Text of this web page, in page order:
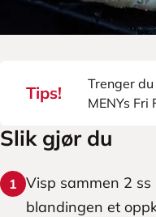
Tips! Trenger
MENYs Fri
Slik gjør du
1 Visp sammen 2 ss
blandingen et